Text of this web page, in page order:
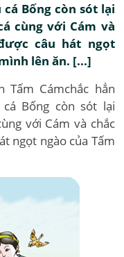
Bống còn sót lại
cùng với Cám và
câu hát ngọt
lên ăn. [...]
Cámchắc hẳn
Bống còn sót lại
với Cám và chắc
ngọt ngào của Tấm